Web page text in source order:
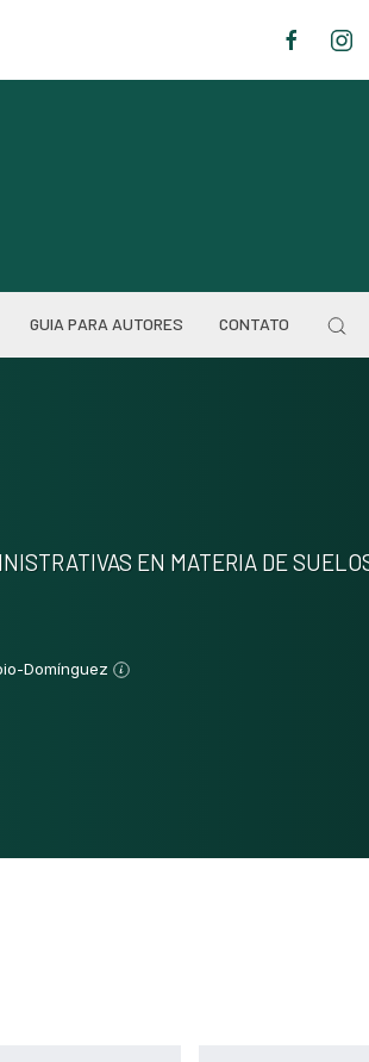
GUIA PARA AUTORES CONTATO
EN MATERIA DE
Domínguez